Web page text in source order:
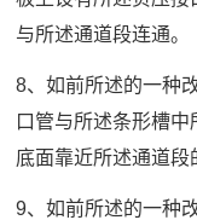
与所述通道段连通。
8、如前所述的一种
口管与所述条形槽
底面靠近所述通道段
9、如前所述的一种